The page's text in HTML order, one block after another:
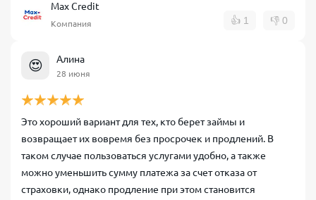
Max Credit
Компания 👍 1 👎 0
😍 Алина
28 июня
Это хороший вариант для тех, кто берет займы и
возвращает их вовремя без просрочек и продлений. В
таком случае пользоваться услугами удобно, а также
можно уменьшить сумму платежа за счет отказа от
страховки, однако продление при этом становится